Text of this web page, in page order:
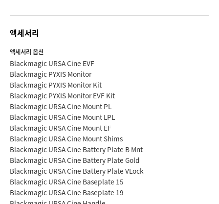
액세서리
액세서리 옵션
Blackmagic URSA Cine EVF
Blackmagic PYXIS Monitor
Blackmagic PYXIS Monitor Kit
Blackmagic PYXIS Monitor EVF Kit
Blackmagic URSA Cine Mount PL
Blackmagic URSA Cine Mount LPL
Blackmagic URSA Cine Mount EF
Blackmagic URSA Cine Mount Shims
Blackmagic URSA Cine Battery Plate B Mnt
Blackmagic URSA Cine Battery Plate Gold
Blackmagic URSA Cine Battery Plate VLock
Blackmagic URSA Cine Baseplate 15
Blackmagic URSA Cine Baseplate 19